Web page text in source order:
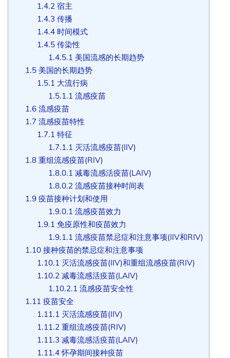
1.4.2宿主
1.4.3 传播
1.4.4时间模式
1.4.5传染性
1.4.5.1 美国流感的长期趋势
1.5美国的长期趋势
1.5.1 大流行病
1.5.1.1 流感疫苗
1.6流感疫苗
1.7流感疫苗特性
1.7.1 特征
1.7.1.1 灭活流感疫苗(IIV)
1.8重组流感疫苗(RIV)
1.8.0.1 减毒流感活疫苗(LAIV)
1.8.0.2 流感疫苗接种时间表
1.9疫苗接种计划和使用
1.9.0.1 流感疫苗效力
1.9.1 免疫原性和疫苗效力
1.9.1.1 流感疫苗禁忌症和注意事项(IIV和RIV)
1.10接种疫苗的禁忌症和注意事项
1.10.1 灭活流感疫苗(IIV)和重组流感疫苗(RIV)
1.10.2减毒流感活疫苗(LAIV)
1.10.2.1 流感疫苗安全性
1.11 疫苗安全
1.11.1 灭活流感疫苗(IIV)
1.11.2重组流感疫苗(RIV)
1.11.3 减毒流感活疫苗(LAIV)
1.11.4怀孕期间接种疫苗